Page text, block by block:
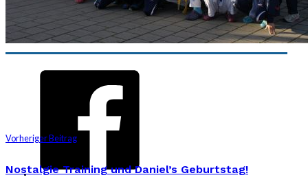
Vorheriger Beitrag
Nostalgie Training und Daniel’s Geburtstag!